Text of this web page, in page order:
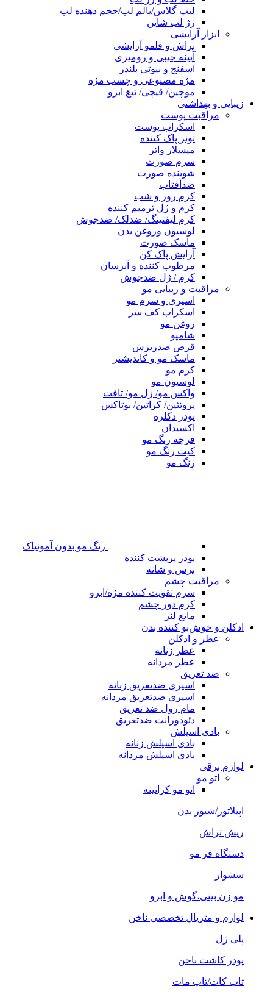
لیپ گلاس/بالم لب/حجم دهنده لب
رژ لب شاین
ابزار آرایشی
براش و قلمو آرایشی
آیینه جیبی و رومیزی
اسفنج و بیوتی بلندر
مژه مصنوعی و چسب مژه
موچین/ قیچی/ تیغ ابرو
زیبایی و بهداشتی
مراقبت پوست
اسکراب پوست
تونر پاک کننده
میسلار واتر
سرم صورت
شوینده صورت
ضدآفتاب
کرم روز و شب
کرم و ژل ترمیم کننده
کرم لیفتینگ/ ضدلک/ ضدجوش
لوسیون وروغن بدن
ماسک صورت
آرایش پاک کن
مرطوب کننده و آبرسان
کرم / ژل ضدجوش
مراقبت و زیبایی مو
اسپری و سرم مو
اسکراب کف سر
روغن مو
شامپو
قرص ضدریزش
ماسک مو و کاندیشنر
کرم مو
لوسیون مو
واکس مو/ ژل مو/ تافت
پروتئین/ کراتین/ بوتاکس
پودر دکلره
اکسیدان
فرچه رنگ مو
کیت رنگ مو
رنگ مو
رنگ مو بدون آمونیاک
پودر پرپشت کننده
برس و شانه
مراقبت چشم
سرم تقویت کننده مژه/ابرو
کرم دور چشم
مایع لنز
ادکلن و خوش‌بو کننده بدن
عطر و ادکلن
عطر زنانه
عطر مردانه
ضد تعریق
اسپری ضدتعریق زنانه
اسپری ضدتعریق مردانه
مام رول ضد تعریق
دئودورانت ضدتعریق
بادی اسپلش
بادی اسپلش زنانه
بادی اسپلش مردانه
لوازم برقی
اتو مو
اتو مو کراتینه
اپیلاتور/شیور بدن
ریش تراش
دستگاه فر مو
سشوار
مو زن بینی،گوش و ابرو
لوازم و متریال تخصصی ناخن
پلی ژل
پودر کاشت ناخن
تاپ کات/تاپ مات